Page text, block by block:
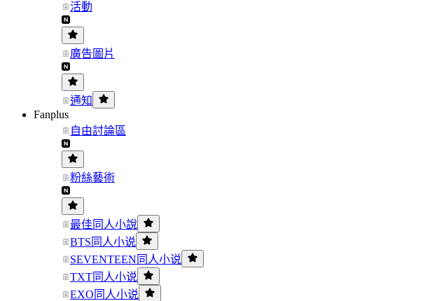
活動
廣告圖片
通知
Fanplus
自由討論區
粉絲藝術
最佳同人小說
BTS同人小说
SEVENTEEN同人小说
TXT同人小说
EXO同人小说